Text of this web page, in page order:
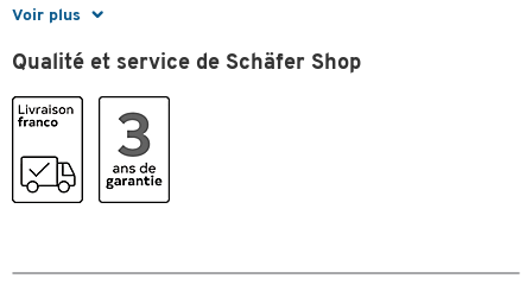
Voir plus
Type de recharge (mine)
Coloris
Qualité et service de Schäfer Shop